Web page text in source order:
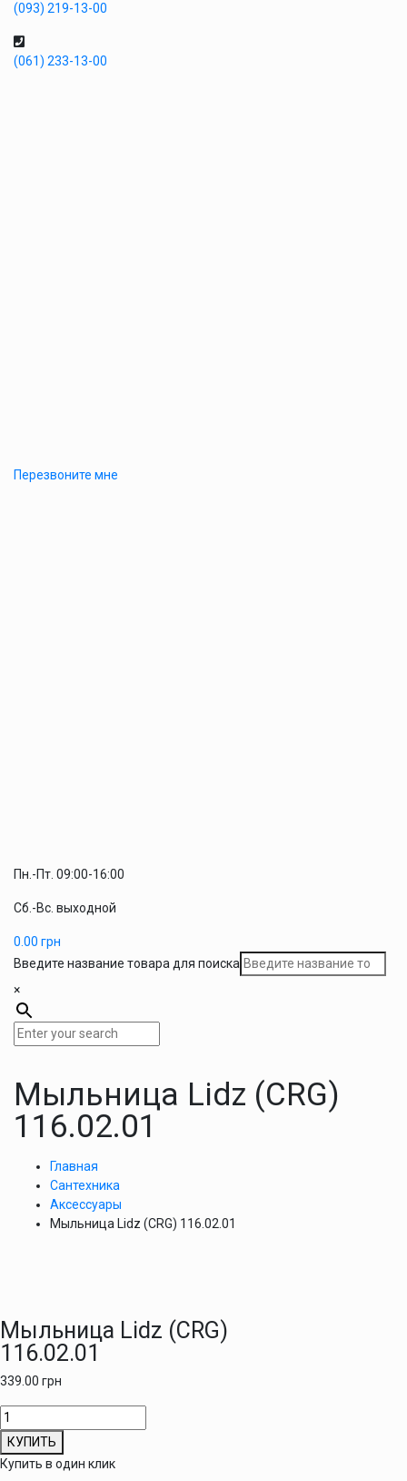
(093) 219-13-00
(061) 233-13-00
Перезвоните мне
Пн.-Пт. 09:00-16:00
Сб.-Вс. выходной
0.00 грн
Введите название товара для поиска
×
Мыльница Lidz (CRG)
116.02.01
Главная
Сантехника
Аксессуары
Мыльница Lidz (CRG) 116.02.01
Мыльница Lidz (CRG)
116.02.01
339.00 грн
Количество
товара
Мыльница
Lidz
КУПИТЬ
Купить в один клик